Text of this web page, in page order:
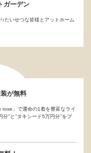
ガーデン
たいせつな皆様とアットホーム
が無料
」で運命の1着を豊富なライ
と’’タキシード5万円分’’をプ